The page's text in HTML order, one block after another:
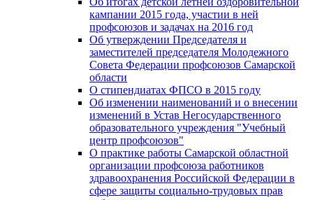
кампании 2015 года, участии в ней
профсоюзов и задачах на 2016 год
Об утверждении Председателя и
заместителей председателя Молодежного
Совета Федерации профсоюзов Самарской
области
О стипендиатах ФПСО в 2015 году
Об изменении наименований и о внесении
изменений в Устав Негосударственного
образовательного учреждения "Учебный
центр профсоюзов"
О практике работы Самарской областной
организации профсоюза работников
здравоохранения Российской Федерации в
сфере защиты социально-трудовых прав